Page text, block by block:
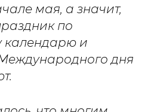
мая, а значит,
по
календарю и
дня